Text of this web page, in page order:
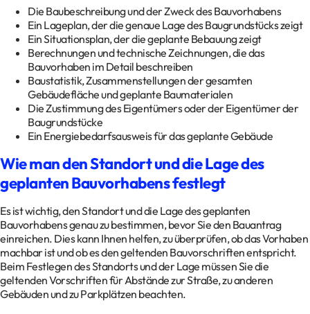
Die Baubeschreibung und der Zweck des Bauvorhabens
Ein Lageplan, der die genaue Lage des Baugrundstücks zeigt
Ein Situationsplan, der die geplante Bebauung zeigt
Berechnungen und technische Zeichnungen, die das
Bauvorhaben im Detail beschreiben
Baustatistik, Zusammenstellungen der gesamten
Gebäudefläche und geplante Baumaterialen
Die Zustimmung des Eigentümers oder der Eigentümer der
Baugrundstücke
Ein Energiebedarfsausweis für das geplante Gebäude
Wie man den Standort und die Lage des
geplanten Bauvorhabens festlegt
Es ist wichtig, den Standort und die Lage des geplanten
Bauvorhabens genau zu bestimmen, bevor Sie den Bauantrag
einreichen. Dies kann Ihnen helfen, zu überprüfen, ob das Vorhaben
machbar ist und ob es den geltenden Bauvorschriften entspricht.
Beim Festlegen des Standorts und der Lage müssen Sie die
geltenden Vorschriften für Abstände zur Straße, zu anderen
Gebäuden und zu Parkplätzen beachten.